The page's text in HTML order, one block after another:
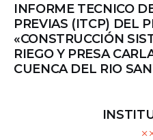
INFORME TECNICO
PREVIAS (ITCP) DEL
«CONSTRUCCIÓN
RIEGO Y PRESA
CUENCA DEL RIO